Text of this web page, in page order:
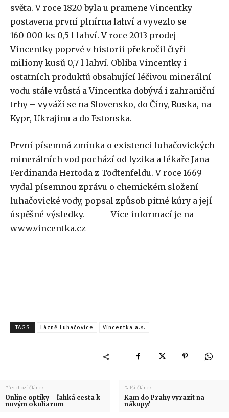
světa. V roce 1820 byla u pramene Vincentky
postavena první plnírna lahví a vyvezlo se
160 000 ks 0,5 l lahví. V roce 2013 prodej
Vincentky poprvé v historii překročil čtyři
miliony kusů 0,7 l lahví. Obliba Vincentky i
ostatních produktů obsahující léčivou minerální
vodu stále vrůstá a Vincentka dobývá i zahraniční
trhy – vyváží se na Slovensko, do Číny, Ruska, na
Kypr, Ukrajinu a do Estonska.
První písemná zmínka o existenci luhačovických
minerálních vod pochází od fyzika a lékaře Jana
Ferdinanda Hertoda z Todtenfeldu. V roce 1669
vydal písemnou zprávu o chemickém složení
luhačovické vody, popsal způsob pitné kúry a její
úspěšné výsledky. Více informací je na
www.vincentka.cz
TAGS Lázně Luhačovice Vincentka a.s.
Předchozí článek
Online optiky – ľahká cesta k
novým okuliarom
Další článek
Kam do Prahy vyrazit na
nákupy?